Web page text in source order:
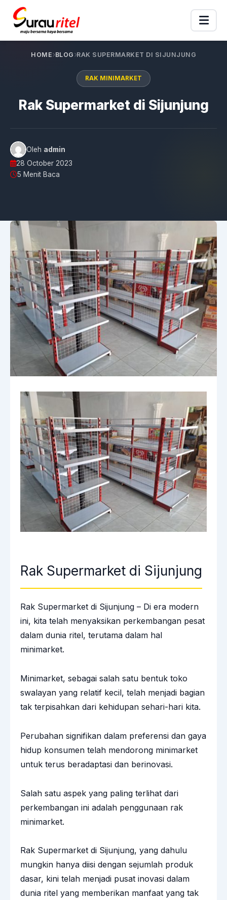
HOME BLOG RAK SUPERMARKET DI SIJUNJUNG
RAK MINIMARKET
Rak Supermarket di Sijunjung
Oleh admin
28 October 2023
5 Menit Baca
Rak Supermarket di Sijunjung
Rak Supermarket di Sijunjung – Di era modern
ini, kita telah menyaksikan perkembangan pesat
dalam dunia ritel, terutama dalam hal
minimarket.
Minimarket, sebagai salah satu bentuk toko
swalayan yang relatif kecil, telah menjadi bagian
tak terpisahkan dari kehidupan sehari-hari kita.
Perubahan signifikan dalam preferensi dan gaya
hidup konsumen telah mendorong minimarket
untuk terus beradaptasi dan berinovasi.
Salah satu aspek yang paling terlihat dari
perkembangan ini adalah penggunaan rak
minimarket.
Rak Supermarket di Sijunjung, yang dahulu
mungkin hanya diisi dengan sejumlah produk
dasar, kini telah menjadi pusat inovasi dalam
dunia ritel yang memberikan manfaat yang tak